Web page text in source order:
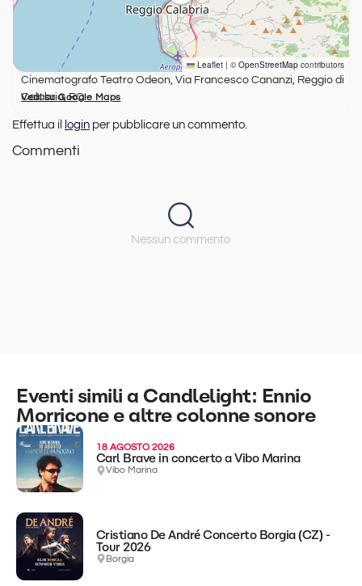
Leaflet | ©OpenStreetMap contributors
Cinematografo Teatro Odeon, Via Francesco Cananzi, Reggio di
Calabria, RC
Vedi su Google Maps
Effettua il login per pubblicare un commento.
Commenti
Nessun commento
Eventi simili a Candlelight: Ennio
Morricone e altre colonne sonore
18 AGOSTO 2026
Carl Brave in concerto a Vibo Marina
Vibo Marina
Cristiano De André Concerto Borgia (CZ) -
Tour 2026
Borgia